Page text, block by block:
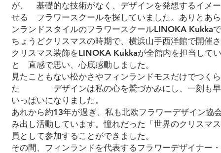
が、 基礎的な技術がなく、デザインを発想するイメ
せる フラワースクールを探していました。ありとあ
ンランドスタイルのフラワースクールLINOKA Kukka
ちょうどクリスマスの時期で、横浜山手西洋館で開
クリスマス装飾をLINOKA Kukkaが全館内を担当して
と 直感で思い、心底感動しました。
見たこともない松かさやフィンランドモスだけでつく
た デザインは私の心を鷲づかみにし、一刻も早く
いっぱいになりました。
あれから約13年が過ぎ、私も北欧フラワーデザイン協
み出し活動しています。憧れだった「世界のクリス
員として参加することができました。
その間、フィンランドを代表するフラワーデザイナー